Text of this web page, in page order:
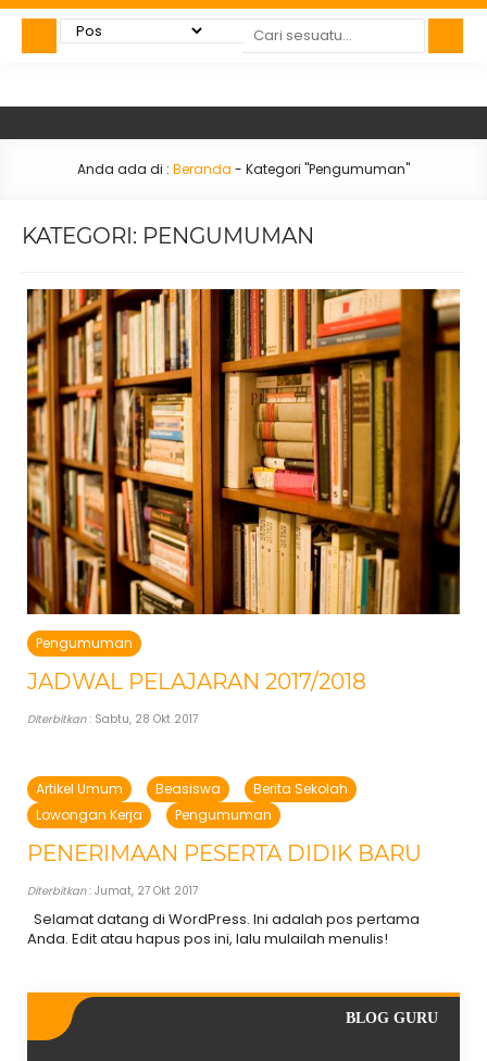
Anda ada di : Beranda - Kategori "Pengumuman"
KATEGORI: PENGUMUMAN
Pengumuman
JADWAL PELAJARAN 2017/2018
Diterbitkan: Sabtu, 28 Okt 2017
Artikel Umum Beasiswa
Berita Sekolah
Lowongan Kerja
Pengumuman
PENERIMAAN PESERTA DIDIK BARU
Diterbitkan: Jumat, 27 Okt 2017
Selamat datang di WordPress. Ini adalah pos pertama
Anda. Edit atau hapus pos ini, lalu mulailah menulis!
BLOG GURU